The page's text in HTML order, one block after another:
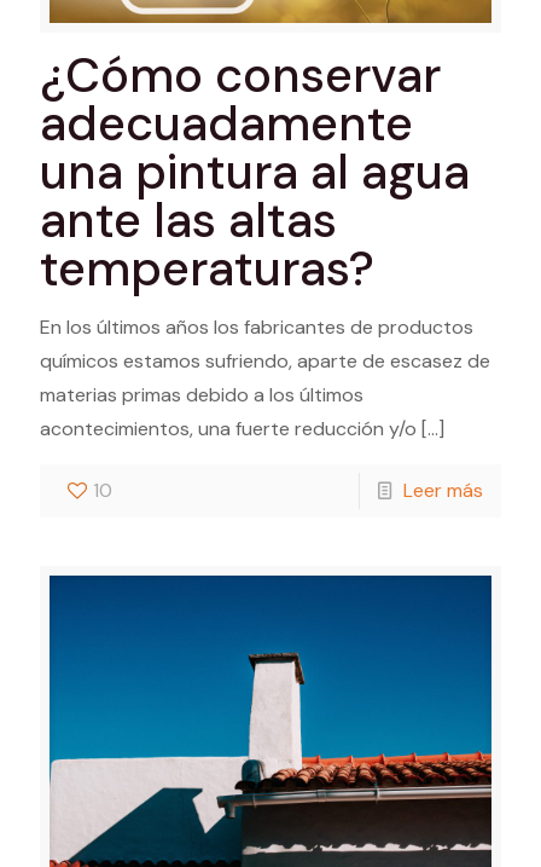
¿Cómo conservar
adecuadamente
una pintura al agua
ante las altas
temperaturas?
En los últimos años los fabricantes de productos
químicos estamos sufriendo, aparte de escasez de
materias primas debido a los últimos
acontecimientos, una fuerte reducción y/o […]
10 Leer más